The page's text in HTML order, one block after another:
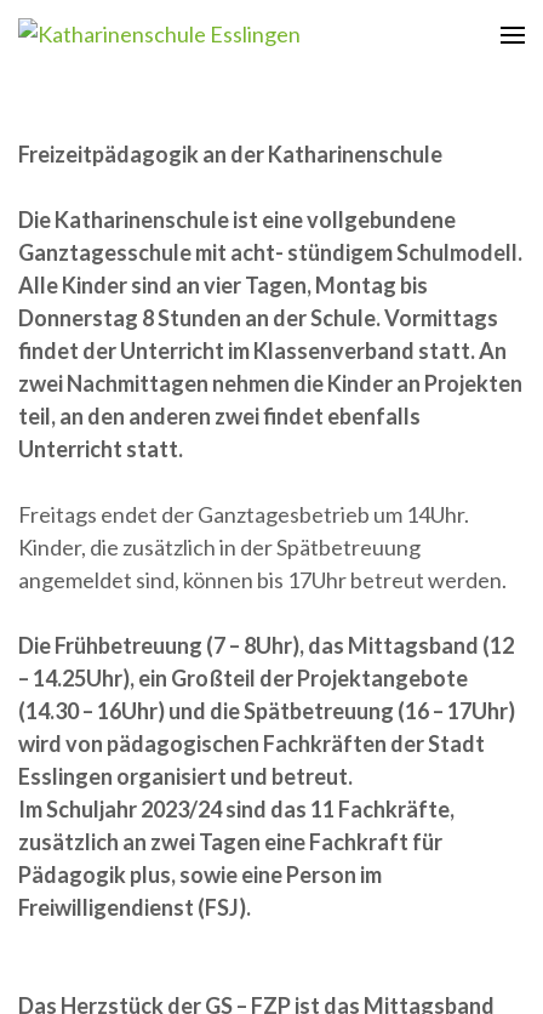
Zum
Inhalt
drücken)
Freizeitpädagogik an der Katharinenschule
Die Katharinenschule ist eine vollgebundene
Ganztagesschule mit acht- stündigem Schulmodell.
Alle Kinder sind an vier Tagen, Montag bis
Donnerstag 8 Stunden an der Schule. Vormittags
findet der Unterricht im Klassenverband statt. An
zwei Nachmittagen nehmen die Kinder an Projekten
teil, an den anderen zwei findet ebenfalls
Unterricht statt.
Freitags endet der Ganztagesbetrieb um 14Uhr.
Kinder, die zusätzlich in der Spätbetreuung
angemeldet sind, können bis 17Uhr betreut werden.
Die Frühbetreuung (7 – 8Uhr), das Mittagsband (12
– 14.25Uhr), ein Großteil der Projektangebote
(14.30 – 16Uhr) und die Spätbetreuung (16 – 17Uhr)
wird von pädagogischen Fachkräften der Stadt
Esslingen organisiert und betreut.
Im Schuljahr 2023/24 sind das 11 Fachkräfte,
zusätzlich an zwei Tagen eine Fachkraft für
Pädagogik plus, sowie eine Person im
Freiwilligendienst (FSJ).
Das Herzstück der GS – FZP ist das Mittagsband